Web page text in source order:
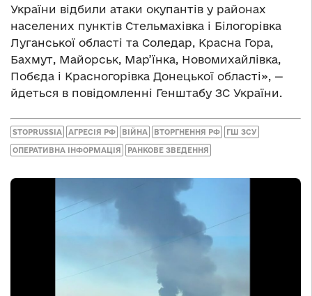
України відбили атаки окупантів у районах
населених пунктів Стельмахівка і Білогорівка
Луганської області та Соледар, Красна Гора,
Бахмут, Майорськ, Мар’їнка, Новомихайлівка,
Побєда і Красногорівка Донецької області», —
йдеться в повідомленні Генштабу ЗС України.
STOPRUSSIA АГРЕСІЯ РФ ВІЙНА ВТОРГНЕННЯ РФ ГШ ЗСУ
ОПЕРАТИВНА ІНФОРМАЦІЯ РАНКОВЕ ЗВЕДЕННЯ